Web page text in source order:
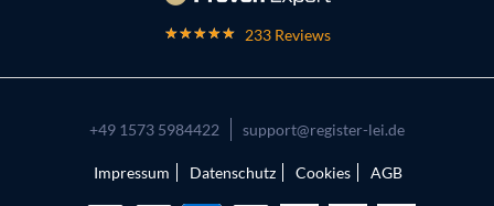
233 Reviews
+49 1573 5984422 support@register-lei.de
Impressum Datenschutz Cookies AGB